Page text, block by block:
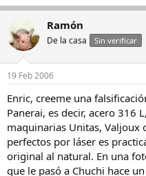
Ramón
De la casa Sin verificar
19 Feb 2006
Enric, creeme una
Panerai, es decir, acero 316
maquinarias Unitas, Valjoux
perfectos por láser es
original al natural. En una
que le pasó a Chuchi hace